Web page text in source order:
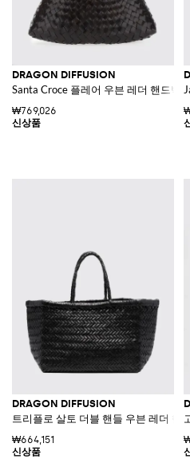
DRAGON DIFFUSION
Santa Croce 플레어 우븐 레더 핸드백
₩769,026
DRAGON DIFFUSION
트리플로 살토 더블 핸들 우븐 레더 핸
₩664,151